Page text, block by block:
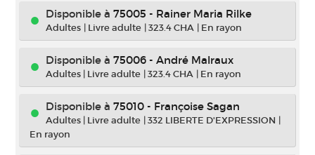
Disponible à 75005 - Rainer Maria Rilke
Adultes | Livre adulte |323.4 CHA | En rayon
Disponible à 75006 - André Malraux
Adultes | Livre adulte |323.4 CHA | En rayon
Disponible à 75010 - Françoise Sagan
Adultes | Livre adulte |332 LIBERTE D'EXPRESSION |
En rayon